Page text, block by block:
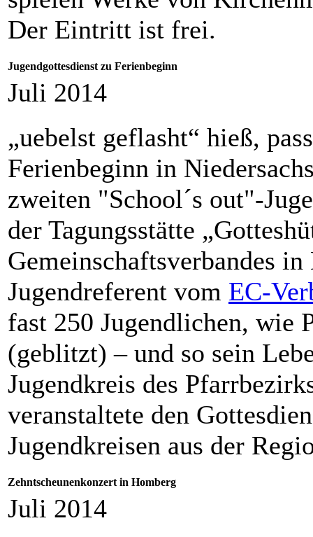
Der Eintritt ist frei.
Jugendgottesdienst zu Ferienbeginn
Juli 2014
„uebelst geflasht“ hieß,
Ferienbeginn in
zweiten "School´s out"-
der Tagungsstätte
Gemeinschaftsverbandes
Jugendreferent vom EC-
fast 250 Jugendlichen, wie
(geblitzt) – und so sein
Jugendkreis des
veranstaltete den
Jugendkreisen aus der
Zehntscheunenkonzert in Homberg
Juli 2014